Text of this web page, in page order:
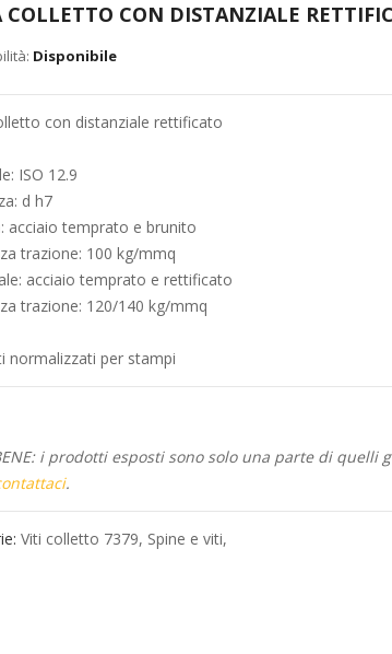
COLLETTO CON DISTANZIALE
Disponibile
con distanziale rettificato
ISO 12.9
d h7
acciaio temprato e brunito
trazione: 100 kg/mmq
acciaio temprato e rettificato
trazione: 120/140 kg/mmq
normalizzati per stampi
i prodotti esposti sono solo una parte di quelli
.
Viti colletto 7379, Spine e viti,